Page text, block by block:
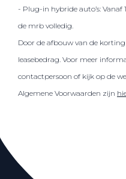
- Plug-in hybride auto’s:
de mrb volledig.
Door de afbouw van de
leasebedrag. Voor meer
contactpersoon of kijk op de
Algemene Voorwaarden zijn